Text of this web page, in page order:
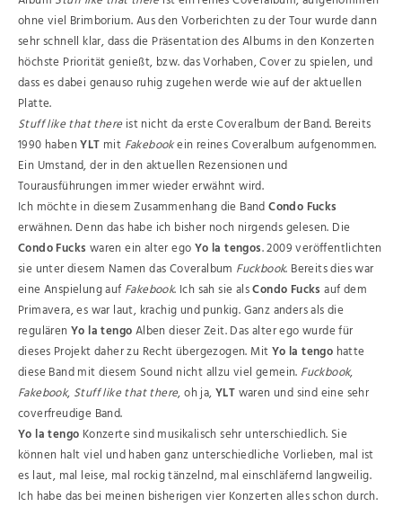
ohne viel Brimborium. Aus den Vorberichten zu der Tour wurde dann
sehr schnell klar, dass die Präsentation des Albums in den Konzerten
höchste Priorität genießt, bzw. das Vorhaben, Cover zu spielen, und
dass es dabei genauso ruhig zugehen werde wie auf der aktuellen
Platte.
Stuff like that thereist nicht da erste Coveralbum der Band. Bereits
1990 habenYLT mit Fakebookein reines Coveralbum aufgenommen.
Ein Umstand, der in den aktuellen Rezensionen und
Tourausführungen immer wieder erwähnt wird.
Ich möchte in diesem Zusammenhang die BandCondo Fucks
erwähnen. Denn das habe ich bisher noch nirgends gelesen. Die
Condo Fucks waren ein alter egoYo la tengos. 2009 veröffentlichten
sie unter diesem Namen das Coveralbum Fuckbook. Bereits dies war
eine Anspielung auf Fakebook. Ich sah sie alsCondo Fucks auf dem
Primavera, es war laut, krachig und punkig. Ganz anders als die
regulärenYo la tengoAlben dieser Zeit. Das alter ego wurde für
dieses Projekt daher zu Recht übergezogen. MitYo la tengo hatte
diese Band mit diesem Sound nicht allzu viel gemein. Fuckbook,
Fakebook, Stuff like that there, oh ja,YLTwaren und sind eine sehr
coverfreudige Band.
Yo la tengo Konzerte sind musikalisch sehr unterschiedlich. Sie
können halt viel und haben ganz unterschiedliche Vorlieben, mal ist
es laut, mal leise, mal rockig tänzelnd, mal einschläfernd langweilig.
Ich habe das bei meinen bisherigen vier Konzerten alles schon durch.